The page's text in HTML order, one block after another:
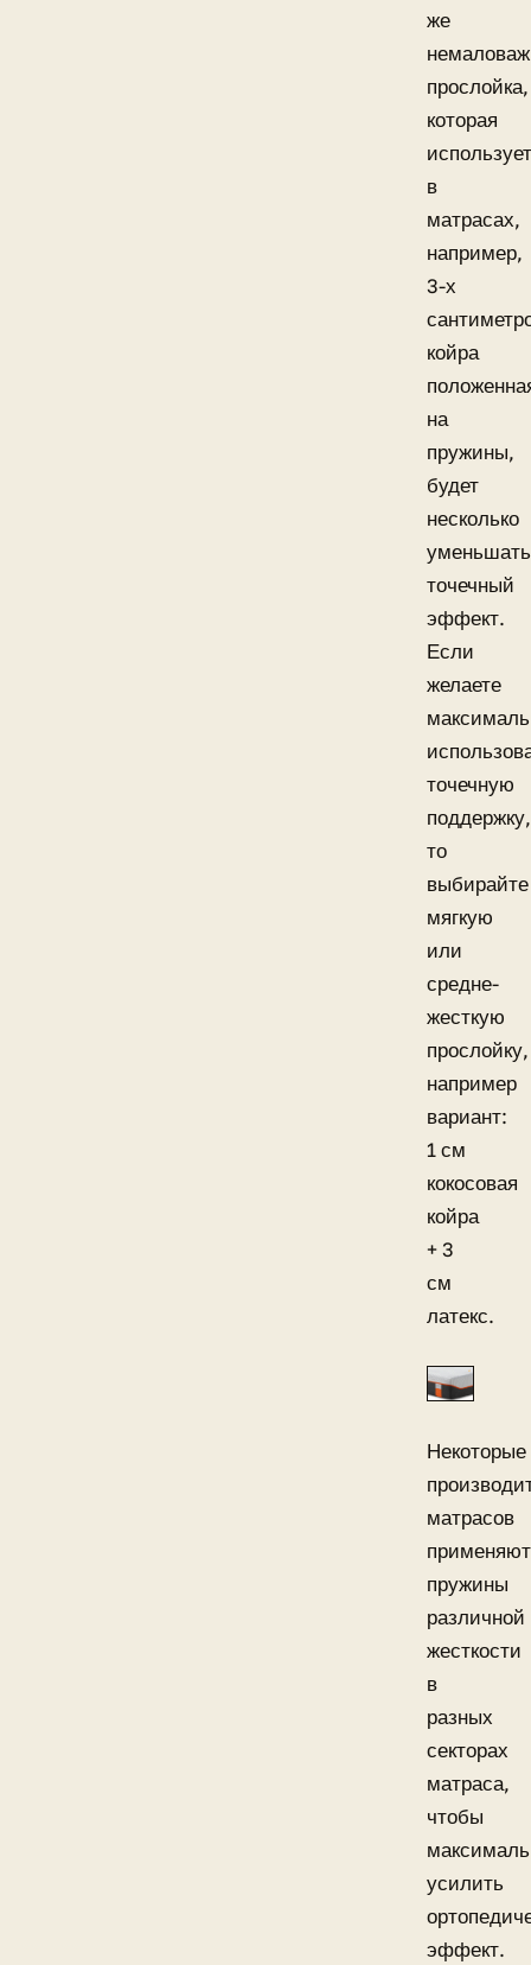
же
прослойка,
которая
в
матрасах,
например,
3-х
койра
на
пружины,
будет
несколько
уменьшать
точечный
эффект.
Если
желаете
точечную
поддержку,
то
выбирайте
мягкую
или
средне-
жесткую
прослойку,
например
вариант:
1 см
кокосовая
койра
+ 3
см
латекс.
Некоторые
матрасов
применяют
пружины
различной
жесткости
в
разных
секторах
матраса,
чтобы
усилить
эффект.